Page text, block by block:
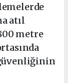
atıl
metre